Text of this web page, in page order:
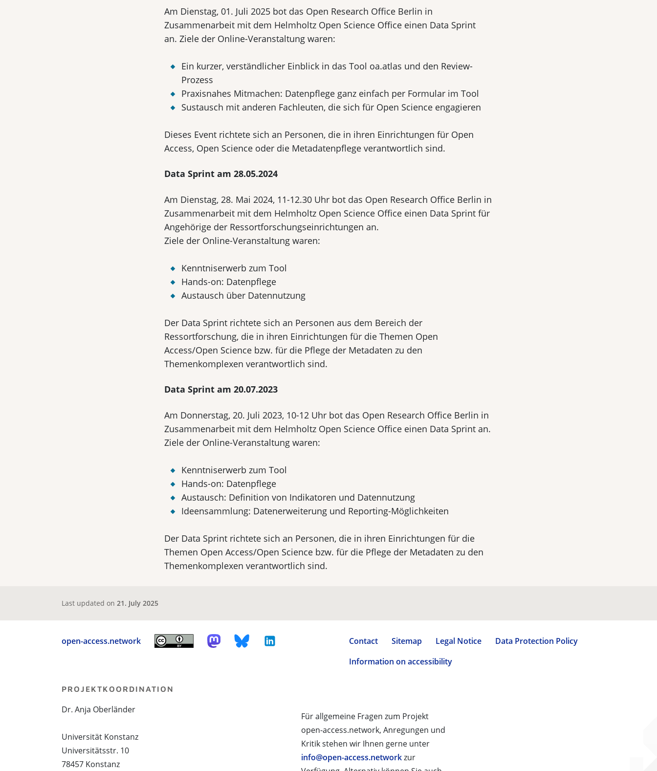
Am Dienstag, 01. Juli 2025 bot das Open Research Office Berlin in
Zusammenarbeit mit dem Helmholtz Open Science Office einen Data Sprint
an. Ziele der Online-Veranstaltung waren:
Ein kurzer, verständlicher Einblick in das Tool oa.atlas und den Review-
Prozess
Praxisnahes Mitmachen: Datenpflege ganz einfach per Formular im Tool
Sustausch mit anderen Fachleuten, die sich für Open Science engagieren
Dieses Event richtete sich an Personen, die in ihren Einrichtungen für Open
Access, Open Science oder die Metadatenpflege verantwortlich sind.
Data Sprint am 28.05.2024
Am Dienstag, 28. Mai 2024, 11-12.30 Uhr bot das Open Research Office Berlin in
Zusammenarbeit mit dem Helmholtz Open Science Office einen Data Sprint für
Angehörige der Ressortforschungseinrichtungen an.
Ziele der Online-Veranstaltung waren:
Kenntniserwerb zum Tool
Hands-on: Datenpflege
Austausch über Datennutzung
Der Data Sprint richtete sich an Personen aus dem Bereich der
Ressortforschung, die in ihren Einrichtungen für die Themen Open
Access/Open Science bzw. für die Pflege der Metadaten zu den
Themenkomplexen verantwortlich sind.
Data Sprint am 20.07.2023
Am Donnerstag, 20. Juli 2023, 10-12 Uhr bot das Open Research Office Berlin in
Zusammenarbeit mit dem Helmholtz Open Science Office einen Data Sprint an.
Ziele der Online-Veranstaltung waren:
Kenntniserwerb zum Tool
Hands-on: Datenpflege
Austausch: Definition von Indikatoren und Datennutzung
Ideensammlung: Datenerweiterung und Reporting-Möglichkeiten
Der Data Sprint richtete sich an Personen, die in ihren Einrichtungen für die
Themen Open Access/Open Science bzw. für die Pflege der Metadaten zu den
Themenkomplexen verantwortlich sind.
Last updated on 21. July 2025
open-access.network Contact Sitemap Legal Notice
Data Protection Policy
Information on accessibility
Für allgemeine Fragen zum Projekt
open-access.network, Anregungen und
Kritik stehen wir Ihnen gerne unter
info@open-access.networkzur
PROJEKTKOORDINATION
Dr. Anja Oberländer
Universität Konstanz
Universitätsstr. 10
78457 Konstanz